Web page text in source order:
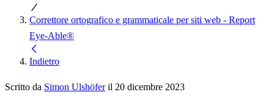
Correttore ortografico e grammaticale per siti web - Report
Eye-Able®
Indietro
Scritto da Simon Ulshöferil 20 dicembre 2023